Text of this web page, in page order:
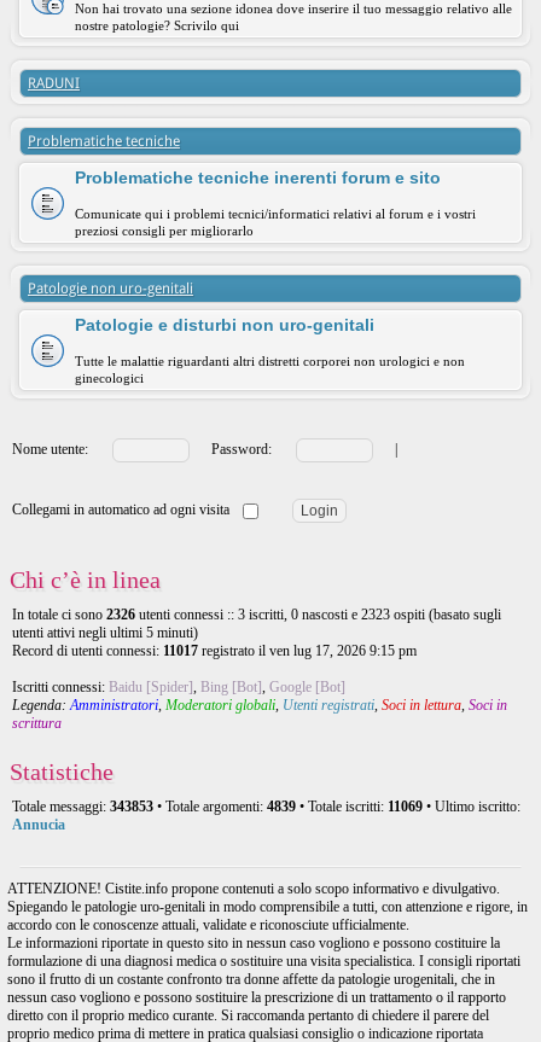
Non hai trovato una sezione idonea dove inserire il tuo messaggio relativo alle
nostre patologie? Scrivilo qui
RADUNI
Problematiche tecniche
Problematiche tecniche inerenti forum e sito
Comunicate qui i problemi tecnici/informatici relativi al forum e i vostri
preziosi consigli per migliorarlo
Patologie non uro-genitali
Patologie e disturbi non uro-genitali
Tutte le malattie riguardanti altri distretti corporei non urologici e non
ginecologici
Nome utente: Password:
Collegami in automatico ad ogni visita
Chi c’è in linea
In totale ci sono 2326 utenti connessi :: 3 iscritti, 0 nascosti e 2323 ospiti (basato sugli
utenti attivi negli ultimi 5 minuti)
Record di utenti connessi: 11017 registrato il ven lug 17, 2026 9:15 pm
Iscritti connessi: Baidu [Spider], Bing [Bot], Google [Bot]
Legenda:Amministratori, Moderatori globali, Utenti registrati, Soci in lettura, Soci in
scrittura
Statistiche
Totale messaggi: 343853 • Totale argomenti: 4839 • Totale iscritti: 11069 • Ultimo iscritto:
Annucia
ATTENZIONE! Cistite.info propone contenuti a solo scopo informativo e divulgativo.
Spiegando le patologie uro-genitali in modo comprensibile a tutti, con attenzione e rigore, in
accordo con le conoscenze attuali, validate e riconosciute ufficialmente.
Le informazioni riportate in questo sito in nessun caso vogliono e possono costituire la
formulazione di una diagnosi medica o sostituire una visita specialistica. I consigli riportati
sono il frutto di un costante confronto tra donne affette da patologie urogenitali, che in
nessun caso vogliono e possono sostituire la prescrizione di un trattamento o il rapporto
diretto con il proprio medico curante. Si raccomanda pertanto di chiedere il parere del
proprio medico prima di mettere in pratica qualsiasi consiglio o indicazione riportata